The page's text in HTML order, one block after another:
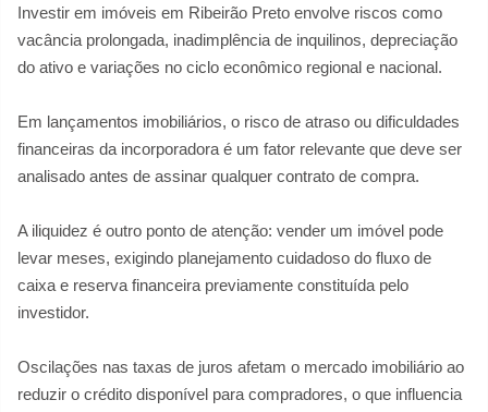
Investir em imóveis em Ribeirão Preto envolve riscos como
vacância prolongada, inadimplência de inquilinos, depreciação
do ativo e variações no ciclo econômico regional e nacional.
Em lançamentos imobiliários, o risco de atraso ou dificuldades
financeiras da incorporadora é um fator relevante que deve ser
analisado antes de assinar qualquer contrato de compra.
A iliquidez é outro ponto de atenção: vender um imóvel pode
levar meses, exigindo planejamento cuidadoso do fluxo de
caixa e reserva financeira previamente constituída pelo
investidor.
Oscilações nas taxas de juros afetam o mercado imobiliário ao
reduzir o crédito disponível para compradores, o que influencia